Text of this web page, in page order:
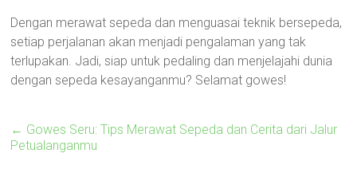
Dengan merawat sepeda dan menguasai teknik bersepeda,
setiap perjalanan akan menjadi pengalaman yang tak
terlupakan. Jadi, siap untuk pedaling dan menjelajahi dunia
dengan sepeda kesayanganmu? Selamat gowes!
← Gowes Seru: Tips Merawat Sepeda dan Cerita dari Jalur
Petualanganmu